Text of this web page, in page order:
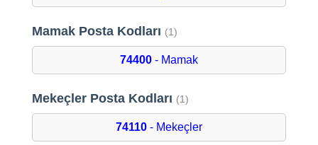
Mamak Posta Kodları (1)
74400- Mamak
Mekeçler Posta Kodları (1)
74110- Mekeçler